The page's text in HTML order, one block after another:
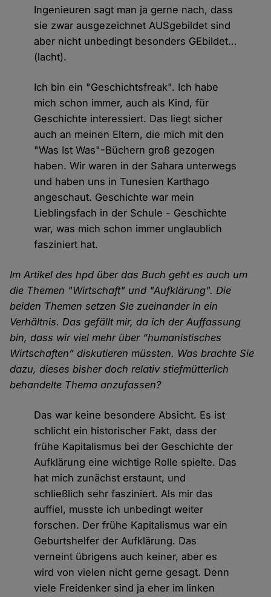
Ingenieuren sagt man ja gerne nach, dass
sie zwar ausgezeichnet AUSgebildet sind
aber nicht unbedingt besonders GEbildet…
(lacht).
Ich bin ein "Geschichtsfreak". Ich habe
mich schon immer, auch als Kind, für
Geschichte interessiert. Das liegt sicher
auch an meinen Eltern, die mich mit den
"Was Ist Was"-Büchern groß gezogen
haben. Wir waren in der Sahara unterwegs
und haben uns in Tunesien Karthago
angeschaut. Geschichte war mein
Lieblingsfach in der Schule - Geschichte
war, was mich schon immer unglaublich
fasziniert hat.
Im Artikel des hpd über das Buch geht es auch um
die Themen "Wirtschaft" und "Aufklärung". Die
beiden Themen setzen Sie zueinander in ein
Verhältnis. Das gefällt mir, da ich der Auffassung
bin, dass wir viel mehr über “humanistisches
Wirtschaften” diskutieren müssten. Was brachte Sie
dazu, dieses bisher doch relativ stiefmütterlich
behandelte Thema anzufassen?
Das war keine besondere Absicht. Es ist
schlicht ein historischer Fakt, dass der
frühe Kapitalismus bei der Geschichte der
Aufklärung eine wichtige Rolle spielte. Das
hat mich zunächst erstaunt, und
schließlich sehr fasziniert. Als mir das
auffiel, musste ich unbedingt weiter
forschen. Der frühe Kapitalismus war ein
Geburtshelfer der Aufklärung. Das
verneint übrigens auch keiner, aber es
wird von vielen nicht gerne gesagt. Denn
viele Freidenker sind ja eher im linken